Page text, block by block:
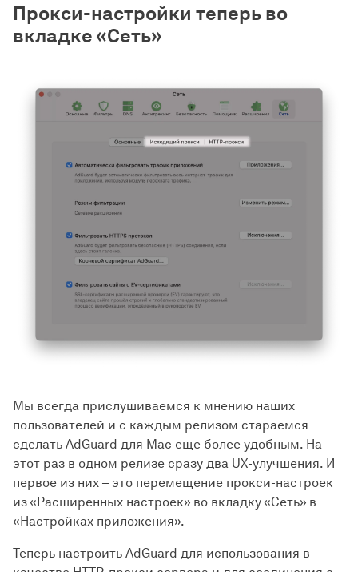
Прокси-настройки теперь во
вкладке «Сеть»
Мы всегда прислушиваемся к мнению наших
пользователей и с каждым релизом стараемся
сделать AdGuard для Mac ещё более удобным. На
этот раз в одном релизе сразу два UX-улучшения. И
первое из них – это перемещение прокси-настроек
из «Расширенных настроек» во вкладку «Сеть» в
«Настройках приложения».
Теперь настроить AdGuard для использования в